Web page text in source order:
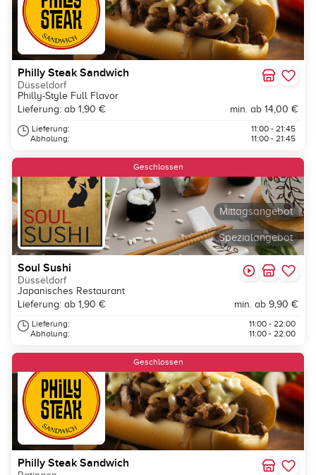
Philly Steak Sandwich
Düsseldorf
Philly-Style Full Flavor
Lieferung: ab 1,90 €
min. ab 14,00 €
Lieferung:
Abholung:
11:00 - 21:45
11:00 - 21:45
Spezialangebot
Mittagsangebot
Geschlossen
Soul Sushi
Düsseldorf
Japanisches Restaurant
Lieferung: ab 1,90 €
min. ab 9,90 €
Lieferung:
Abholung:
11:00 - 22:00
11:00 - 22:00
Geschlossen
Philly Steak Sandwich